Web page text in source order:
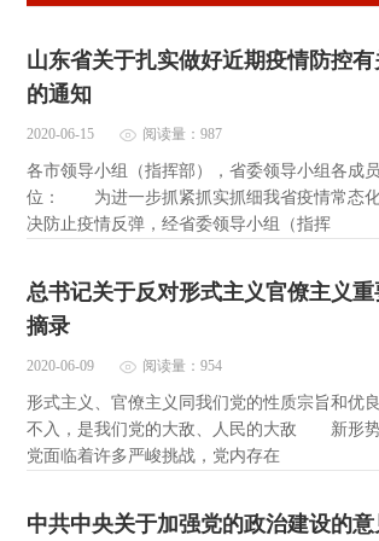
山东省关于扎实做好近期疫情防控
的通知
2020-06-15 阅读量：987
各市领导小组（指挥部），省委领导小组各成
位： 为进一步抓紧抓实抓细我省疫情常态
决防止疫情反弹，经省委领导小组（指挥
总书记关于反对形式主义官僚主义
摘录
2020-06-09 阅读量：954
形式主义、官僚主义同我们党的性质宗旨和优
不入，是我们党的大敌、人民的大敌 新形势
党面临着许多严峻挑战，党内存在
中共中央关于加强党的政治建设的意